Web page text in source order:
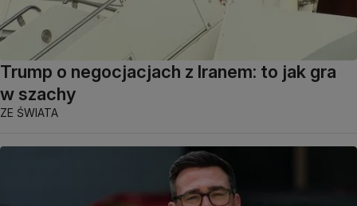
Trump o negocjacjach z Iranem: to jak gra
w szachy
ZE ŚWIATA